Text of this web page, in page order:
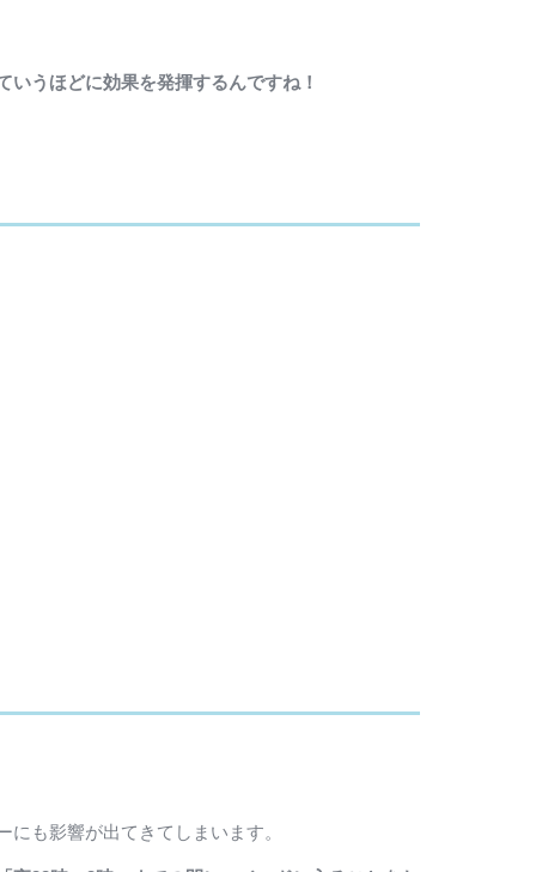
うほどに効果を発揮するんですね！
も影響が出てきてしまいます。